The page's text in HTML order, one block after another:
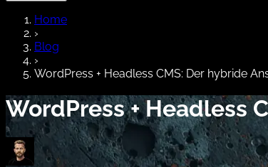
Home
›
Blog
›
WordPress + Headless CMS: Der hybride
WordPress + Headless